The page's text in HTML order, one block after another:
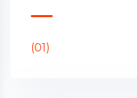
(01)